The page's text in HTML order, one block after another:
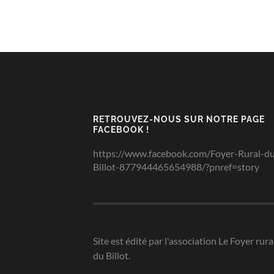
RETROUVEZ-NOUS SUR NOTRE PAGE
FACEBOOK !
https://www.facebook.com/Foyer-Rural-
Billot-877944465654988/?pnref=story
Site est édité par l'association Le Foyer
du Billot.